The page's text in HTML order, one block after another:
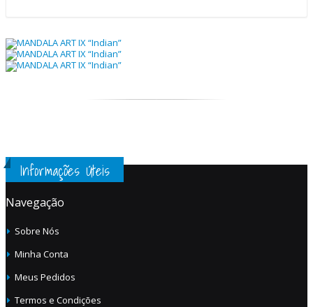
Informações Úteis
Navegação
Sobre Nós
Minha Conta
Meus Pedidos
Termos e Condições